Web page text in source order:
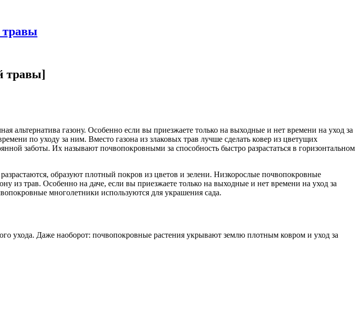
травы
травы]
газону. Особенно если вы приезжаете только на выходные и нет времени на уход за
по уходу за ним. Вместо газона из злаковых трав лучше сделать ковер из цветущих
заботы. Их называют почвопокровными за способность быстро разрастаться в горизонтальном
образуют плотный покров из цветов и зелени. Низкорослые почвопокровные
из трав. Особенно на даче, если вы приезжаете только на выходные и нет времени на уход за
многолетники используются для украшения сада.
ухода. Даже наоборот: почвопокровные растения укрывают землю плотным ковром и уход за